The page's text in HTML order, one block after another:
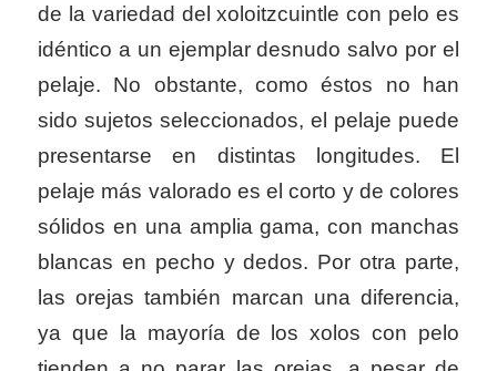
de la variedad del xoloitzcuintle con pelo es
idéntico a un ejemplar desnudo salvo por el
pelaje. No obstante, como éstos no han
sido sujetos seleccionados, el pelaje puede
presentarse en distintas longitudes. El
pelaje más valorado es el corto y de colores
sólidos en una amplia gama, con manchas
blancas en pecho y dedos. Por otra parte,
las orejas también marcan una diferencia,
ya que la mayoría de los xolos con pelo